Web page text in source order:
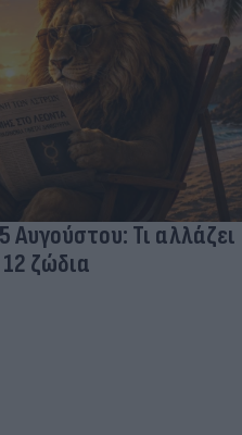
Αυγούστου: Τι αλλάζει
12 ζώδια